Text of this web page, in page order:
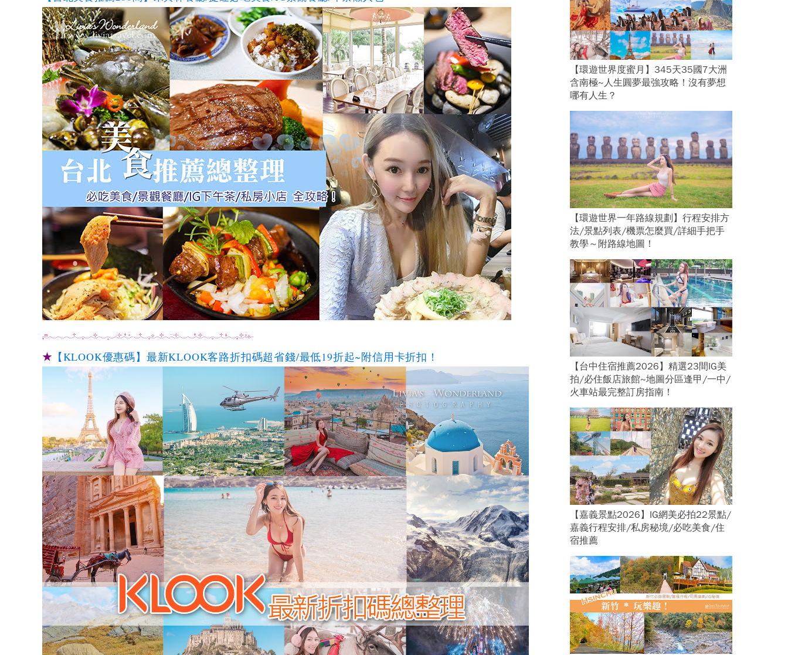
★ 【KLOOK優惠碼】最新KLOOK客路折扣碼超省錢/最低19折起~附信用卡折扣！
【環遊世界度蜜月】345天35國7大洲
含南極~人生圓夢最強攻略！沒有夢想
哪有人生？
【環遊世界一年路線規劃】行程安排方
法/景點列表/機票怎麼買/詳細手把手
教學～附路線地圖！
【台中住宿推薦2026】精選23間IG美
拍/必住飯店旅館~地圖分區逢甲/一中/
火車站最完整訂房指南！
【嘉義景點2026】IG網美必拍22景點/
嘉義行程安排/私房秘境/必吃美食/住
宿推薦